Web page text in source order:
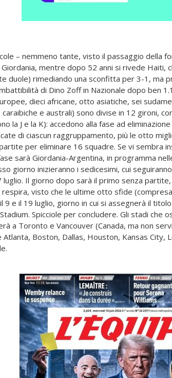
– nemmeno tante, visto il passaggio della
mentre dopo 52 anni si rivede Haiti,
duole) rimediando una sconfitta per 3-1, ma
di Dino Zoff in Nazionale dopo ben
dieci africane, otto asiatiche, sei
e australi) sono divise in 12 gironi,
la J e la K): accedono alla fase ad
di ciascun raggruppamento, più le otto
per eliminare 16 squadre. Se vi sembra
sarà Giordania-Argentina, in programma
giorno inizieranno i sedicesimi, cui
luglio. Il giorno dopo sarà il primo senza
respira, visto che le ultime otto sfide
e il 19 luglio, giorno in cui si assegnerà il
Spicciole per concludere. Gli stadi
a Toronto e Vancouver (Canada, ma non
Boston, Dallas, Houston, Kansas City,